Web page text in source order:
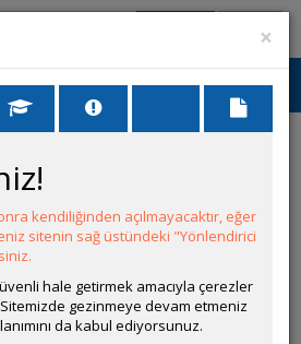
alışana kadar yazdığı forum.
Tavsiyesi
hakkında tavsiye alabileceğiniz
×
kendiliğinden açılmayacaktır, eğer
sitenin sağ üstündeki "Yönlendirici
hale getirmek amacıyla çerezler
gezinmeye devam etmeniz
da kabul ediyorsunuz.